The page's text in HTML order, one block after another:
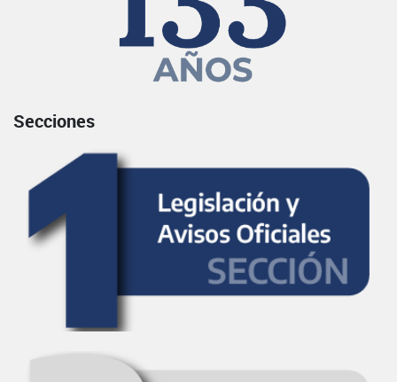
Secciones